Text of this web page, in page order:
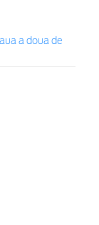
a doua de